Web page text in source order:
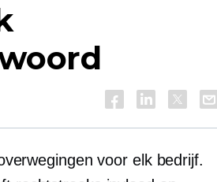
voor elk bedrijf.